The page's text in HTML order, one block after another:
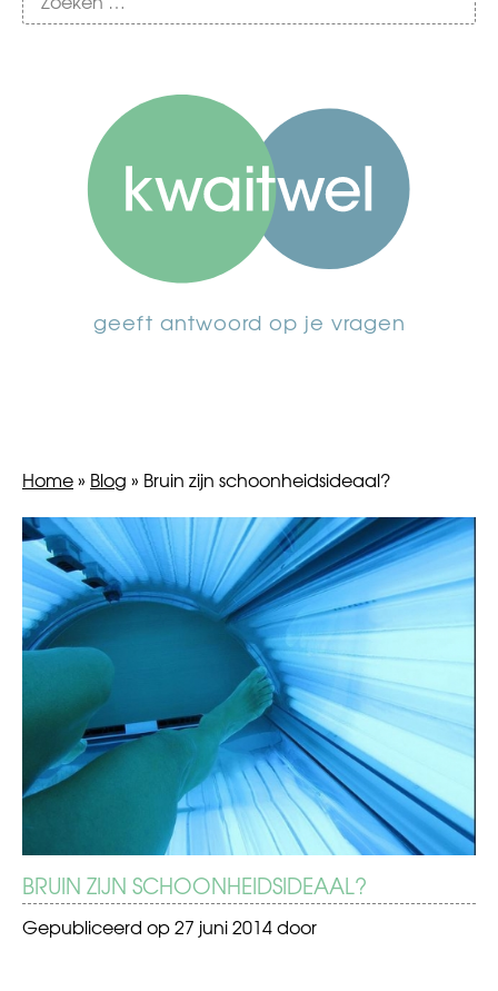
geeft antwoord op je vragen
Home» Blog » Bruin zijn schoonheidsideaal?
BRUIN ZIJN SCHOONHEIDSIDEAAL?
Gepubliceerd op27 juni 2014door
BERICHT
NAVIGATIE
Laatste
stagedag
Onzichtbare
beperking